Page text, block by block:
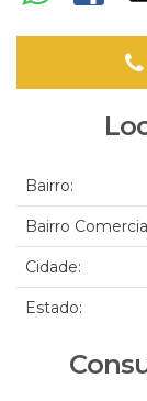
Bairro:
Bairro
Cidade:
Estado: